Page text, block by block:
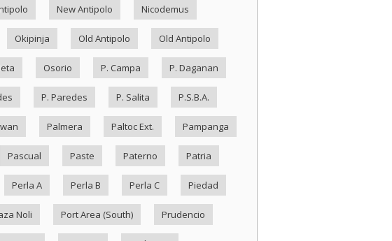
New Antipolo Nicodemus
Okipinja Old Antipolo Old Antipolo
Osorio P. Campa P. Daganan
P. Paredes P. Salita P.S.B.A.
Palmera Paltoc Ext. Pampanga
Pascual Paste Paterno Patria
Perla A Perla B Perla C Piedad
Noli Port Area (South) Prudencio